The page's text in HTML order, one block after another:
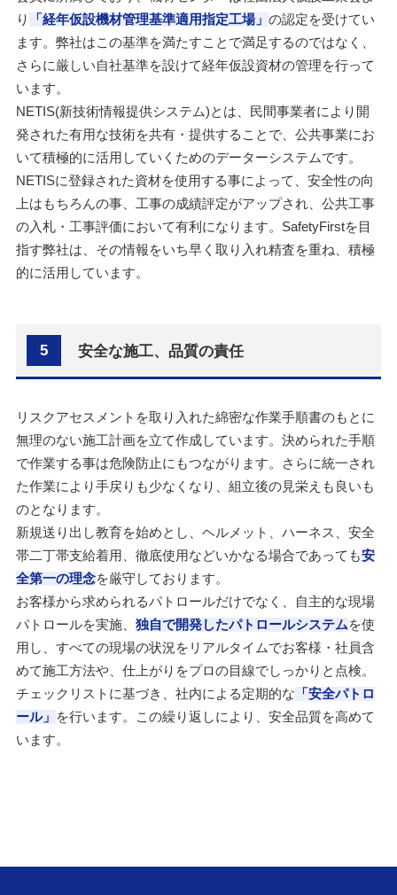
り
「経年仮設機材管理基準適用指定工場」 の認定を受けてい
ます。弊社はこの基準を満たすことで満足するのではなく、
さらに厳しい自社基準を設けて経年仮設資材の管理を行って
います。
NETIS(新技術情報提供システム)とは、民間事業者により開
発された有用な技術を共有・提供することで、公共事業にお
いて積極的に活用していくためのデーターシステムです。
NETISに登録された資材を使用する事によって、安全性の向
上はもちろんの事、工事の成績評定がアップされ、公共工事
の入札・工事評価において有利になります。SafetyFirstを目
指す弊社は、その情報をいち早く取り入れ精査を重ね、積極
的に活用しています。
5 安全な施工、品質の責任
リスクアセスメントを取り入れた綿密な作業手順書のもとに
無理のない施工計画を立て作成しています。決められた手順
で作業する事は危険防止にもつながります。さらに統一され
た作業により手戻りも少なくなり、組立後の見栄えも良いも
のとなります。
新規送り出し教育を始めとし、ヘルメット、ハーネス、安全
帯二丁帯支給着用、徹底使用などいかなる場合であっても安
全第一の理念を厳守しております。
お客様から求められるパトロールだけでなく、自主的な現場
パトロールを実施、 独自で開発したパトロールシステムを使
用し、すべての現場の状況をリアルタイムでお客様・社員含
めて施工方法や、仕上がりをプロの目線でしっかりと点検。
チェックリストに基づき、社内による定期的な 「安全パトロ
ール」
を行います。この繰り返しにより、安全品質を高めて
います。